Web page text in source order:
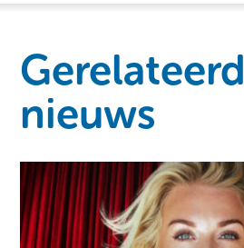
Gerelateerd
nieuws